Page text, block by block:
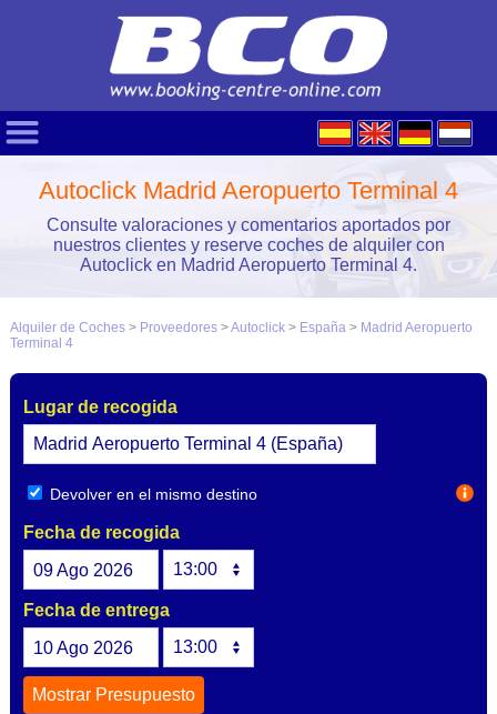
Autoclick Madrid Aeropuerto Terminal 4
Consulte valoraciones y comentarios aportados por
nuestros clientes y reserve coches de alquiler con
Autoclick en Madrid Aeropuerto Terminal 4.
Alquiler de Coches> Proveedores>Autoclick> España > Madrid Aeropuerto
Terminal 4
Lugar de recogida
Devolver en el mismo destino
Fecha de recogida
09Ago 2026
Fecha de entrega
10Ago 2026